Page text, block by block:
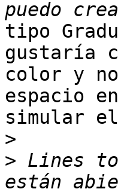
tipo
gustaría
color y
espacio
simular
>
> Lines